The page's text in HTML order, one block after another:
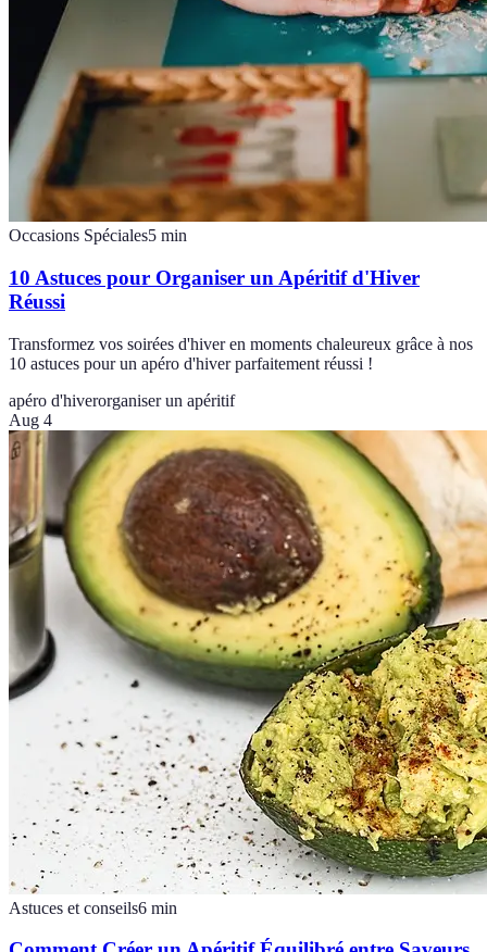
Occasions Spéciales5 min
10 Astuces pour Organiser un Apéritif d'Hiver
Réussi
Transformez vos soirées d'hiver en moments chaleureux grâce à nos
10 astuces pour un apéro d'hiver parfaitement réussi !
apéro d'hiverorganiser un apéritif
Aug 4
Astuces et conseils6 min